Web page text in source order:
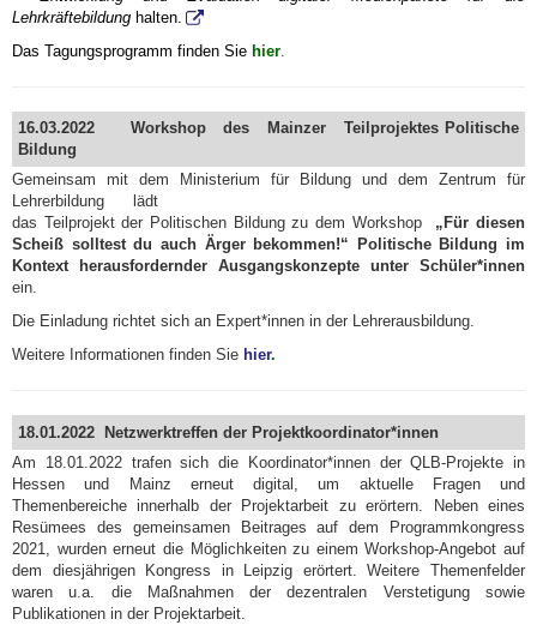
Lehrkräftebildung halten.
Das Tagungsprogramm finden Sie hier
16.03.2022 Workshop des Mainzer Teilprojektes Politische
Bildung
Gemeinsam mit dem Ministerium für Bildung und dem Zentrum für
Lehrerbildung lädt
das Teilprojekt der Politischen Bildung zu dem Workshop „Für diesen
Scheiß solltest du auch Ärger bekommen!“ Politische Bildung im
Kontext herausfordernder Ausgangskonzepte unter Schüler*innen
ein.
Die Einladung richtet sich an Expert*innen in der Lehrerausbildung.
Weitere Informationen finden Sie hier.
18.01.2022 Netzwerktreffen der Projektkoordinator*innen
Am 18.01.2022 trafen sich die Koordinator*innen der QLB-Projekte in
Hessen und Mainz erneut digital, um aktuelle Fragen und
Themenbereiche innerhalb der Projektarbeit zu erörtern. Neben eines
Resümees des gemeinsamen Beitrages auf dem Programmkongress
2021, wurden erneut die Möglichkeiten zu einem Workshop-Angebot auf
dem diesjährigen Kongress in Leipzig erörtert. Weitere Themenfelder
waren u.a. die Maßnahmen der dezentralen Verstetigung sowie
Publikationen in der Projektarbeit.